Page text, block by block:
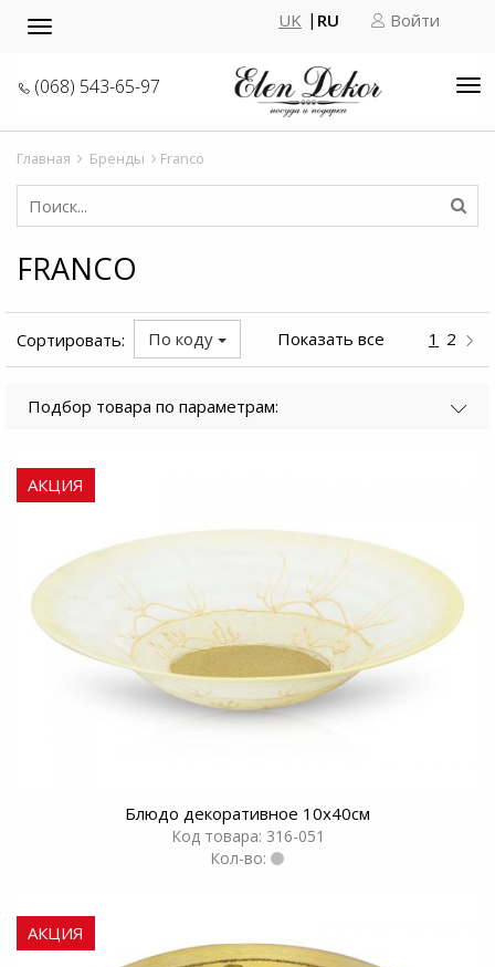
Toggle
UK RU Войти
(068) 543-65-97
Главная Бренды Franco
FRANCO
Сортировать: По коду Показать все 1 2
Подбор товара по параметрам:
АКЦИЯ
Блюдо декоративное 10х40см
Код товара: 316-051
Кол-во:
АКЦИЯ